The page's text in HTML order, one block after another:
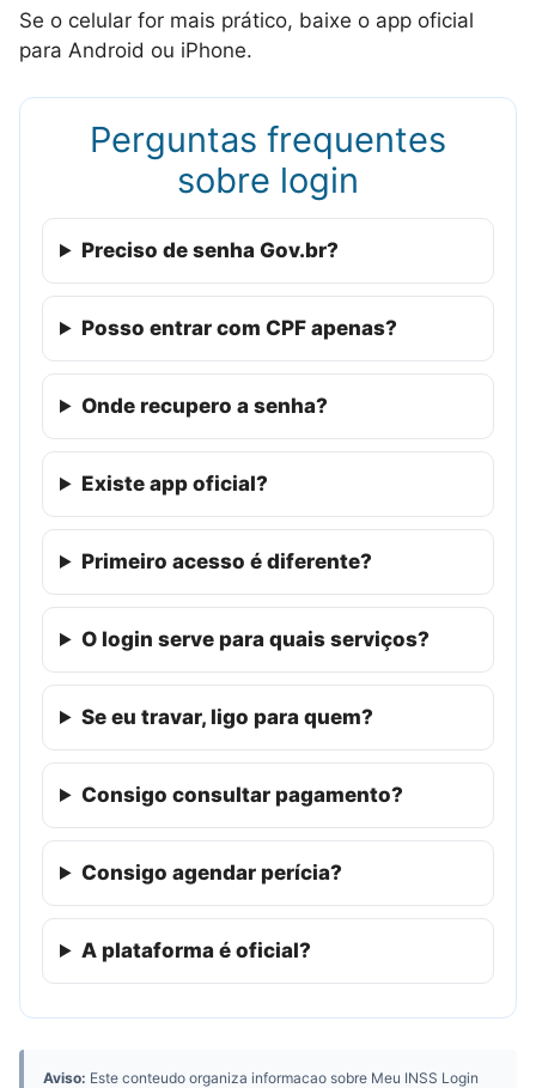
Se o celular for mais prático, baixe o app oficial
para Android ou iPhone.
Perguntas frequentes
sobre login
Preciso de senha Gov.br?
Posso entrar com CPF apenas?
Onde recupero a senha?
Existe app oficial?
Primeiro acesso é diferente?
O login serve para quais serviços?
Se eu travar, ligo para quem?
Consigo consultar pagamento?
Consigo agendar perícia?
A plataforma é oficial?
Aviso: Este conteudo organiza informacao sobre Meu INSS Login